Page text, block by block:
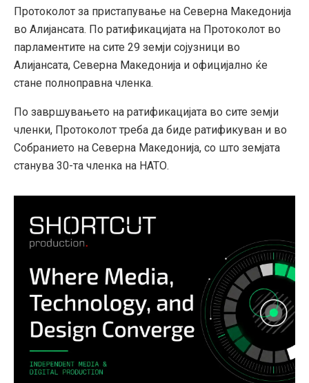
Протоколот за пристапување на Северна Македонија
во Алијансата. По ратификацијата на Протоколот во
парламентите на сите 29 земји сојузници во
Алијансата, Северна Македонија и официјално ќе
стане полноправна членка.
По завршувањето на ратификацијата во сите земји
членки, Протоколот треба да биде ратификуван и во
Собранието на Северна Македонија, со што земјата
станува 30-та членка на НАТО.